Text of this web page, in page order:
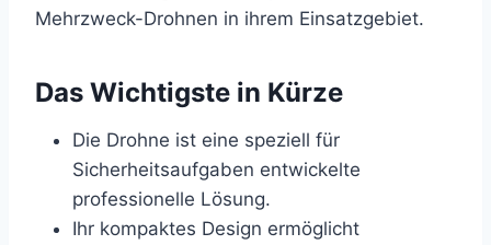
Mehrzweck-Drohnen in ihrem Einsatzgebiet.
Das Wichtigste in Kürze
Die Drohne ist eine speziell für
Sicherheitsaufgaben entwickelte
professionelle Lösung.
Ihr kompaktes Design ermöglicht